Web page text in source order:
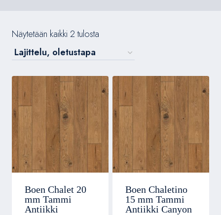
Näytetään kaikki 2 tulosta
Boen Chalet 20
mm Tammi
Antiikki
Boen Chaletino
15 mm Tammi
Antiikki Canyon